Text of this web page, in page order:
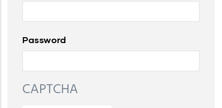
Password
CAPTCHA